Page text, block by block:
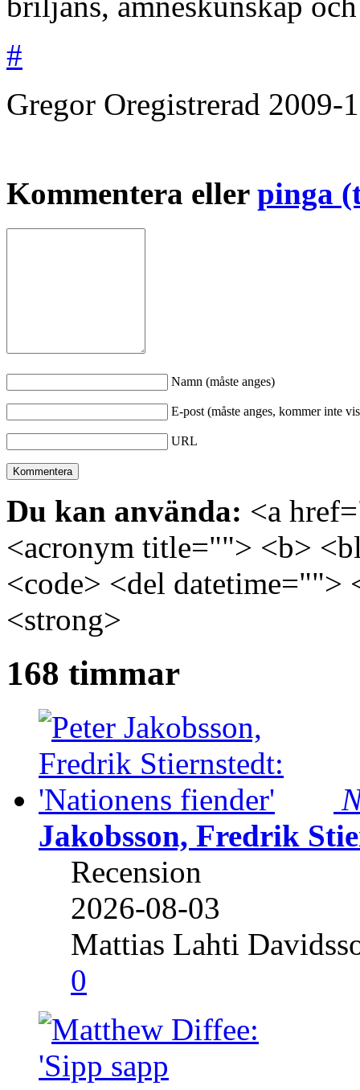
#
Gregor Oregistrerad 2009-
Kommentera eller pinga
Namn (måste anges)
E-post (måste anges, kommer inte
URL
Du kan använda: <a
<acronym title=""> <b>
<code> <del
<strong>
168 timmar
Jakobsson, Fredrik
Recension
2026-08-03
Mattias Lahti
0